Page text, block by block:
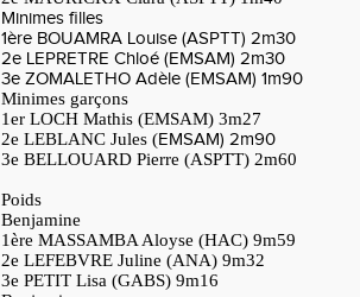
Minimes filles
1ère BOUAMRA Louise (ASPTT) 2m30
2e LEPRETRE Chloé (EMSAM) 2m30
3e ZOMALETHO Adèle (EMSAM) 1m90
Minimes garçons
1er LOCH Mathis (EMSAM) 3m27
2e LEBLANC Jules (EMSAM) 2m90
3e BELLOUARD Pierre (ASPTT) 2m60
Poids
Benjamine
1ère MASSAMBA Aloyse (HAC) 9m59
2e LEFEBVRE Juline (ANA) 9m32
3e PETIT Lisa (GABS) 9m16